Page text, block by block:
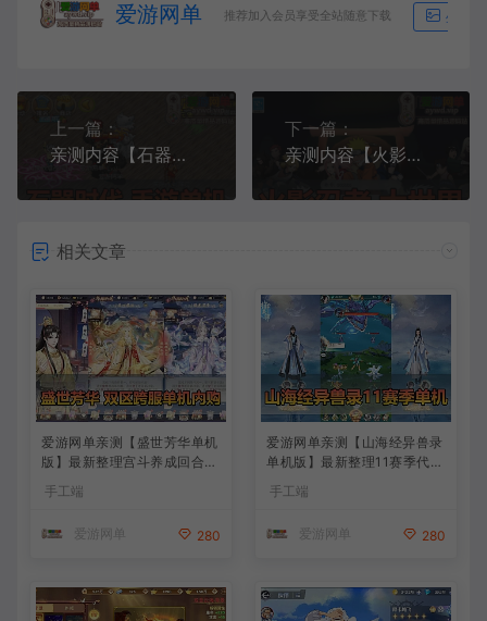
爱游网单 推荐加入会员享受全站随意下载 生成海
上一篇：
亲测内容【石器时代手游】模拟器手游支持局域网可编辑商城自由注册无限金币快速升级虚拟机一键端爱游网单亲测网游单机视频安装教学
下一篇：
亲测内容【火影忍者大世界】模拟器手游虚拟机一键端GM后台视频安装教学网游单机版
相关文章
爱游网单亲测【盛世芳华单机
版】最新整理宫斗养成回合抽
一键端视频教学+linux手工外
手工端
爱游网单 280
爱游网单亲测【山海经异兽录
单机版】最新整理11赛季代金
模拟器手游 解压一键端 视频
手工端
爱游网单 280